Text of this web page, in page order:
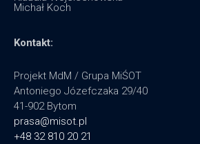
Michał Koch
Kontakt:
Projekt MdM / Grupa MiŚOT
Antoniego Józefczaka 29/40
41-902 Bytom
prasa@misot.pl
+48 32 810 20 21